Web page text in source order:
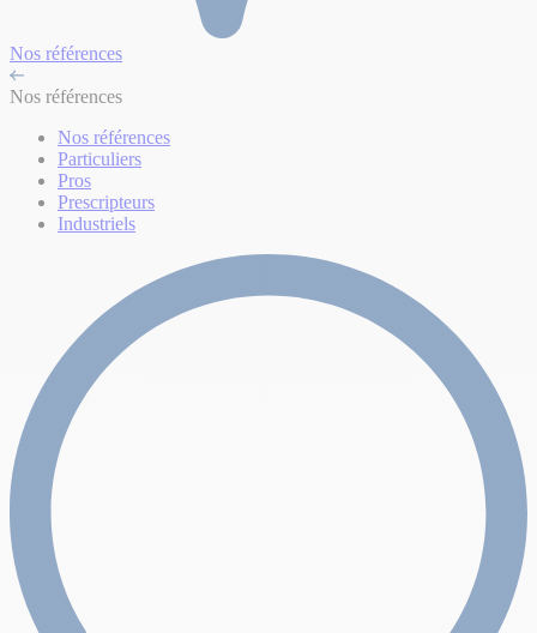
Nos références
Nos références
Nos références
Particuliers
Pros
Prescripteurs
Industriels